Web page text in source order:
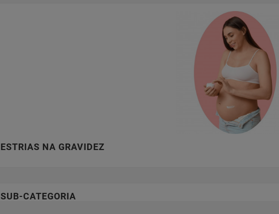
ESTRIAS NA GRAVIDEZ
SUB-CATEGORIA